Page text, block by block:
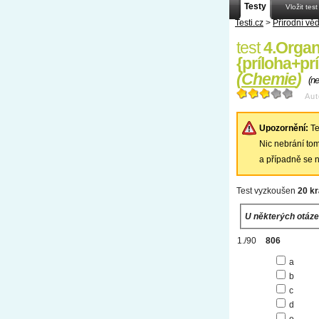
Testy Vložit test
Testi.cz > Přírodní
test
(Chemie)
Upozornění:
Nic nebrání
a případně se
Test vyzkoušen 20
U některých
806
a
b
c
d